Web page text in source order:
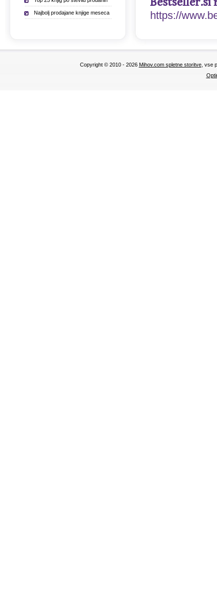
https://
Najbolj prodajane knjige meseca
Copyright © 2010 - 2026 Mihov.com spletne storitve, vse